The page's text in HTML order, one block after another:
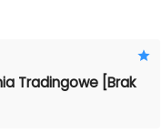
Tradingowe [Brak